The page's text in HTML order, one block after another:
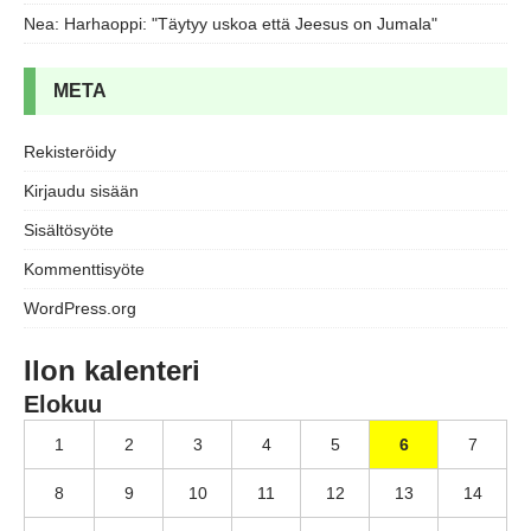
Nea: Harhaoppi: "Täytyy uskoa että Jeesus on Jumala"
META
Rekisteröidy
Kirjaudu sisään
Sisältösyöte
Kommenttisyöte
WordPress.org
Ilon kalenteri
Elokuu
1 2 3 4 5 6 7
8 9 10 11 12 13 14